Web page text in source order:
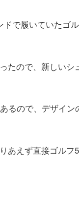
で履いていたゴ
たので、新しいシ
るので、デザイ
あえず直接ゴルフ5